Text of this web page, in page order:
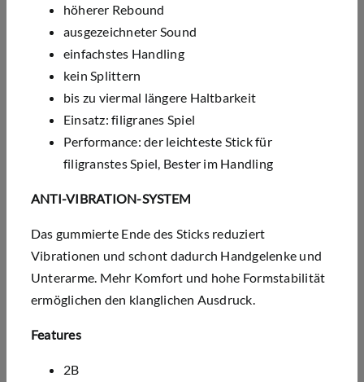
höherer Rebound
ausgezeichneter Sound
einfachstes Handling
kein Splittern
bis zu viermal längere Haltbarkeit
Einsatz: filigranes Spiel
Performance: der leichteste Stick für
filigranstes Spiel, Bester im Handling
ANTI-VIBRATION-SYSTEM
Das gummierte Ende des Sticks reduziert
Vibrationen und schont dadurch Handgelenke und
Unterarme. Mehr Komfort und hohe Formstabilität
ermöglichen den klanglichen Ausdruck.
Features
2B